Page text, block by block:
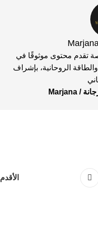
تقدم محتوى موثوقًا في
الروحانية، بإشراف
الأقدم